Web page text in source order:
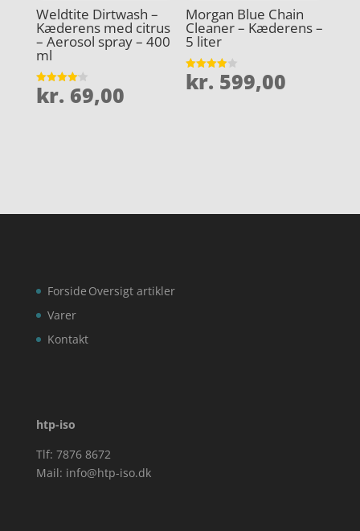
Weldtite Dirtwash –
Kæderens med citrus
– Aerosol spray – 400
ml
Vurderet
4.1
kr. 69,00
Morgan Blue Chain
Cleaner – Kæderens –
5 liter
Vurderet
3.9
kr. 599,00
Forside
Varer
Kontakt
Oversigt artikler
htp-iso
Tlf: 7876 8672
Mail: info@htp-iso.dk